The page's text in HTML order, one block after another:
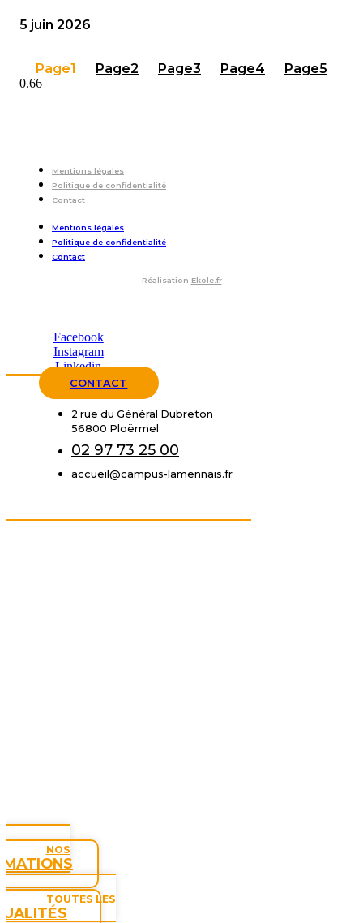
5 juin 2026
Page1 Page2 Page3 Page4 Page5
Mentions légales
Politique de confidentialité
Contact
Mentions légales
Politique de confidentialité
Contact
Réalisation Ekole.fr
Facebook
Instagram
Linkedin
CONTACT
2 rue du Général Dubreton
56800 Ploërmel
02 97 73 25 00
accueil@campus-lamennais.fr
NOS
TOUTES LES